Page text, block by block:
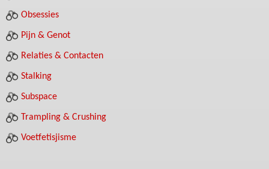
Obsessies
Pijn & Genot
Relaties & Contacten
Stalking
Subspace
Trampling & Crushing
Voetfetisjisme